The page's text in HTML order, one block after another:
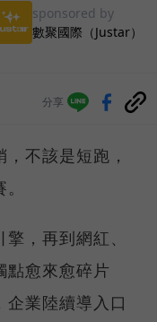
sponsored by
數聚國際（Justar）
分享
不該是短跑，
，再到網紅、
點愈來愈碎片
業陸續導入口